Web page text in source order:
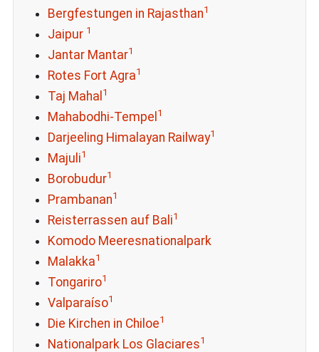
Bergfestungen in Rajasthan1
Jaipur 1
Jantar Mantar1
Rotes Fort Agra1
Taj Mahal 1
Mahabodhi-Tempel 1
Darjeeling Himalayan Railway1
Majuli1
Borobudur1
Prambanan1
Reisterrassen auf Bali1
Komodo Meeresnationalpark
Malakka1
Tongariro1
Valparaíso1
Die Kirchen in Chiloe1
Nationalpark Los Glaciares1